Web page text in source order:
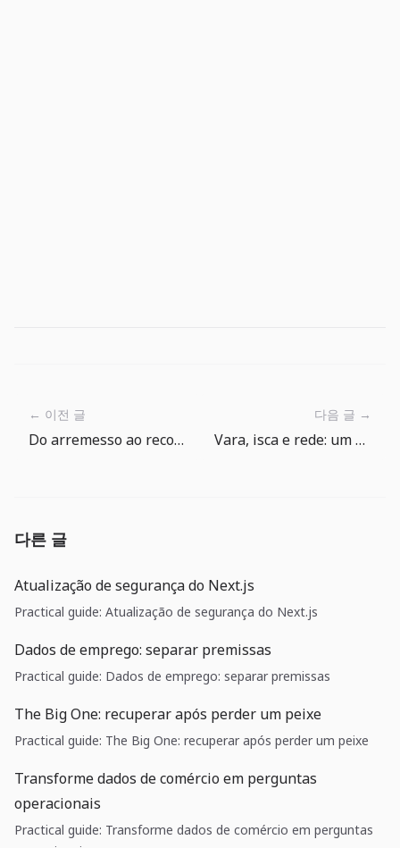
← 이전 글
Do arremesso ao recolhimento: lendo uma pescaria
다음 글 →
Vara, isca e rede: um guia simples de equipamento para The Big One
다른 글
Atualização de segurança do Next.js
Practical guide: Atualização de segurança do Next.js
Dados de emprego: separar premissas
Practical guide: Dados de emprego: separar premissas
The Big One: recuperar após perder um peixe
Practical guide: The Big One: recuperar após perder um peixe
Transforme dados de comércio em perguntas
operacionais
Practical guide: Transforme dados de comércio em perguntas